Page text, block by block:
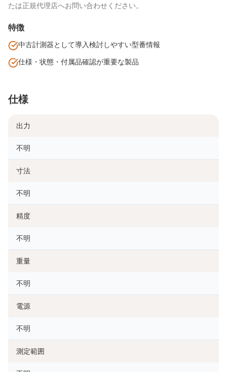
たは正規代理店へお問い合わせください。
特徴
中古計測器として導入検討しやすい型番情報
仕様・状態・付属品確認が重要な製品
仕様
出力
不明
寸法
不明
精度
不明
重量
不明
電源
不明
測定範囲